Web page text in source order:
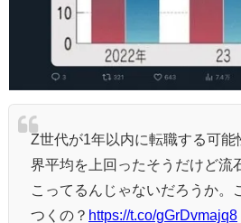
Z世代が1年以内に転職する可
界平均を上回ったそうだけど流
こってるんじゃないだろうか。
つくの？ https://t.co/gGrDvmajq8